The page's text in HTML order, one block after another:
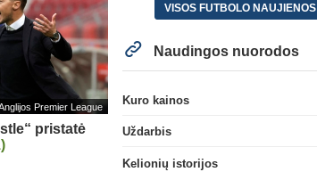
Premier League
pristatė
VISOS FUTBOLO NAUJIENOS
Naudingos nuorodos
Kuro kainos
Uždarbis
Kelionių istorijos